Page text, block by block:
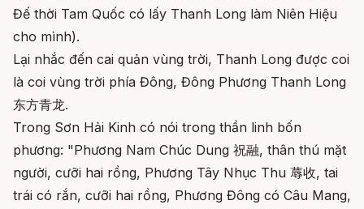
Đế thời Tam Quốc có lấy Thanh Long làm Niên Hiệu
cho mình).
Lại nhắc đến cai quản vùng trời, Thanh Long được coi
là coi vùng trời phía Đông, Đông Phương Thanh Long
东方青龙.
Trong Sơn Hải Kinh có nói trong thần linh bốn
phương: "Phương Nam Chúc Dung 祝融, thân thú mặt
người, cưỡi hai rồng, Phương Tây Nhục Thu 蓐收, tai
trái có rắn, cưỡi hai rồng, Phương Đông có Câu Mang,